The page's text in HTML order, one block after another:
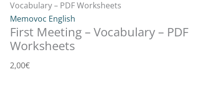
Vocabulary – PDF Worksheets
Memovoc English
First Meeting – Vocabulary – PDF
Worksheets
2,00€